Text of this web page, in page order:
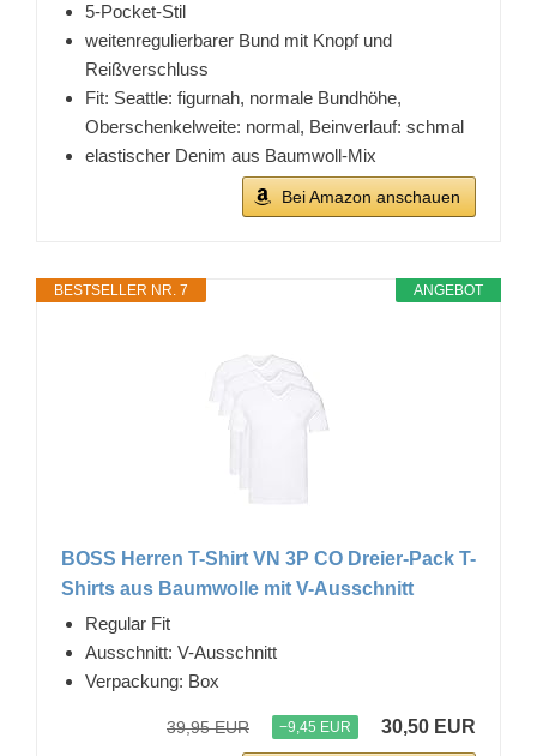
5-Pocket-Stil
weitenregulierbarer Bund mit Knopf und
Reißverschluss
Fit: Seattle: figurnah, normale Bundhöhe,
Oberschenkelweite: normal, Beinverlauf: schmal
elastischer Denim aus Baumwoll-Mix
Bei Amazon anschauen
ANGEBOT
BESTSELLER NR. 7
BOSS Herren T-Shirt VN 3P CO Dreier-Pack T-
Shirts aus Baumwolle mit V-Ausschnitt
Regular Fit
Ausschnitt: V-Ausschnitt
Verpackung: Box
39,95 EUR −9,45 EUR 30,50 EUR